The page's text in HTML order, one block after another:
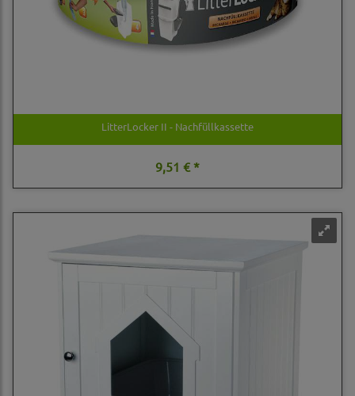
LitterLocker II - Nachfüllkassette
9,51 € *